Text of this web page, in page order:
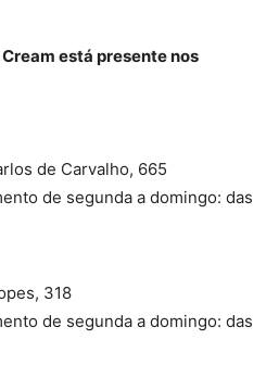
está presente nos
de Carvalho, 665
de segunda a domingo: das
318
de segunda a domingo: das